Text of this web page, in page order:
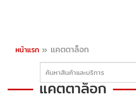
หน้าแรก » แคตตาล็อก
แคตตาล็อก